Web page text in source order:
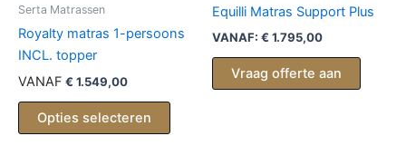
Serta Matrassen
Royalty matras 1-persoons
INCL. topper
VANAF € 1.549,00
Opties selecteren
Equilli Matras Support Plus
VANAF: € 1.795,00
Vraag offerte aan